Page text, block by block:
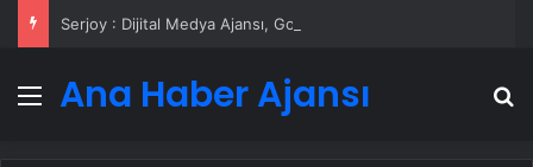
Menü
Ana Haber Ajansı